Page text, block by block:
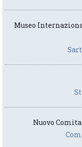
Museo
Nuovo